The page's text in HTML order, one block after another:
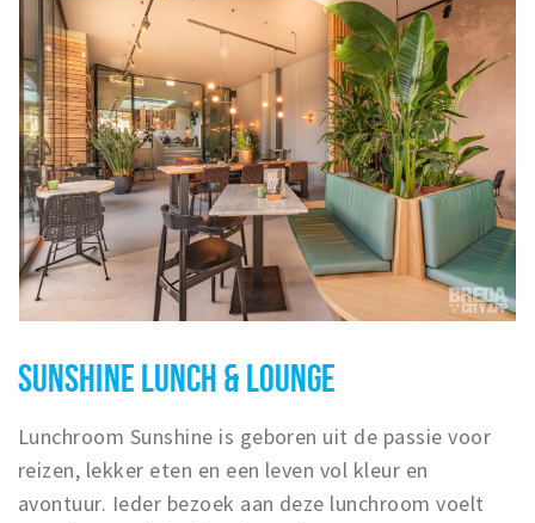
SUNSHINE LUNCH & LOUNGE
Lunchroom Sunshine is geboren uit de passie voor
reizen, lekker eten en een leven vol kleur en
avontuur. Ieder bezoek aan deze lunchroom voelt